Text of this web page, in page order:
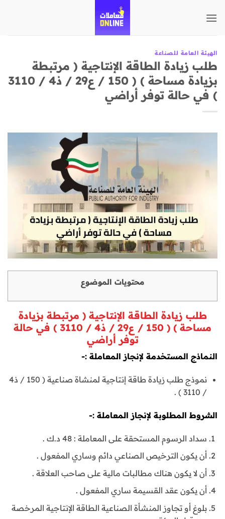
للمحتوى
الهيئة العامة للصناعة
طلب زيادة الطاقة الإنتاجية ( مرتبطة
بزيادة مساحة ) ( 150 / ع29 / ذ4 / 3110
) في حالة توفر أراضي
محتويات الموضوع
طلب زيادة الطاقة الإنتاجية ( مرتبطة بزيادة
مساحة ) ( 150 / ع29 / ذ4 / 3110 ) في حالة
توفر أراضي
النماذج المستخدمة لإنجاز المعاملة :-
نموذج طلب زيادة طاقة إنتاجية لمنشاة صناعية ( 150 / ذ4
/ 3110 ) .
الشروط المطلوبة لإنجاز المعاملة :-
سداد الرسوم المستحقة على المعاملة : 48 د.ك .
أن يكون الترخيص الصناعي دائم وساري المفعول .
أن لا يكون هناك مطالبات مالية على صاحب العلاقة .
أن يكون عقد القسيمة ساري المفعول .
بلوغ أو تجاوز المنشأة الصناعية الطاقة الإنتاجية المرخصة